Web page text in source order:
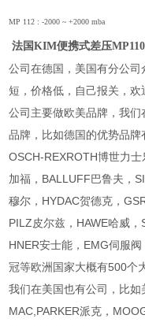
MP 112 : -2000 ~ +2000 mba
法国KIM便携式差压
公司在德国，美国有分公
短，价格低，自己报关，欢
公司主要做欧美品牌，我
品牌，比如德国的优势品
OSCH-REXROTH博世力
加福，BALLUFF巴鲁夫，
穆尔，HYDAC贺德克，
PILZ皮尔兹，HAWE哈威
HNER安士能，EMG伺服
冠等欧洲国家大概有500个
我们在美国也有公司，比如
MAC,PARKER派克，